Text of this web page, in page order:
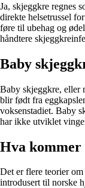
Ja, skjeggkre regnes
direkte helsetrussel
føre til ubehag og
håndtere
Baby
Baby skjeggkre, eller
blir født fra
voksenstadiet. Baby
har ikke utviklet
Hva kommer
Det er flere teorier
introdusert til norske